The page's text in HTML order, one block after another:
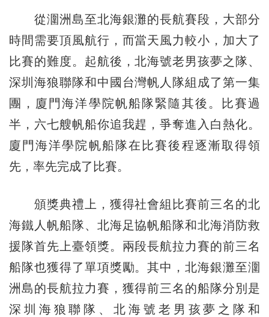
從潿洲島至北海銀灘的長航賽段，大部分
時間需要頂風航行，而當天風力較小，加大了
比賽的難度。起航後，北海號老男孩夢之隊、
深圳海狼聯隊和中國台灣帆人隊組成了第一集
團，廈門海洋學院帆船隊緊隨其後。比賽過
半，六七艘帆船你追我趕，爭奪進入白熱化。
廈門海洋學院帆船隊在比賽後程逐漸取得領
先，率先完成了比賽。
頒獎典禮上，獲得社會組比賽前三名的北
海鐵人帆船隊、北海足協帆船隊和北海消防救
援隊首先上臺領獎。兩段長航拉力賽的前三名
船隊也獲得了單項獎勵。其中，北海銀灘至潿
洲島的長航拉力賽，獲得前三名的船隊分別是
深圳海狼聯隊、北海號老男孩夢之隊和